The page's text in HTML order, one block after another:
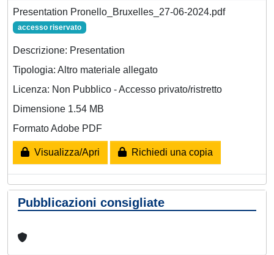
Presentation Pronello_Bruxelles_27-06-2024.pdf
accesso riservato
Descrizione: Presentation
Tipologia: Altro materiale allegato
Licenza: Non Pubblico - Accesso privato/ristretto
Dimensione 1.54 MB
Formato Adobe PDF
Visualizza/Apri Richiedi una copia
Pubblicazioni consigliate